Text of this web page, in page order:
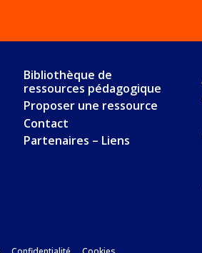
Bibliothèque de
ressources pédagogique
Proposer une ressource
Contact
Partenaires – Liens